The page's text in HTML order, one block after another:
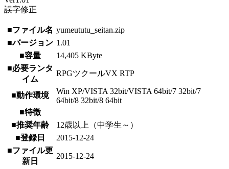
誤字修正
■ファイル名 yumeututu_seitan.zip
■バージョン 1.01
■容量
14,405 KByte
■必要ランタ
イム
RPGツクールVX RTP
■動作環境
Win XP/VISTA 32bit/VISTA 64bit/7 32bit/7
64bit/8 32bit/8 64bit
■特徴
■推奨年齢
12歳以上（中学生～）
■登録日
2015-12-24
■ファイル更
新日
2015-12-24